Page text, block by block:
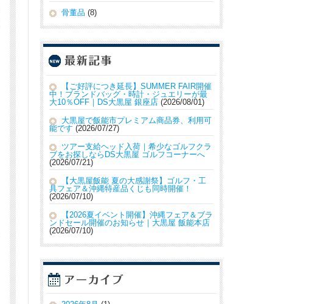
骨董品 (8)
【ご好評につき延長】SUMMER FAIR開催
中！ブランドバッグ・時計・ジュエリーが最
大10％OFF｜DS大黒屋 銀座店 2026/08/01
大黒屋で飯能市プレミアム商品券、利用可
能です 2026/07/27
ツアー支給ヘッド入荷｜希少なゴルフクラ
ブをお探しならDS大黒屋 ゴルフコーナーへ
2026/07/21
【大黒屋飯能 夏の大感謝祭】ゴルフ・工
具フェア＆沖縄特産品くじも同時開催！
2026/07/10
【2026夏イベント開催】沖縄フェア＆ブラ
ンドセール開催のお知らせ｜大黒屋 飯能本店
2026/07/10